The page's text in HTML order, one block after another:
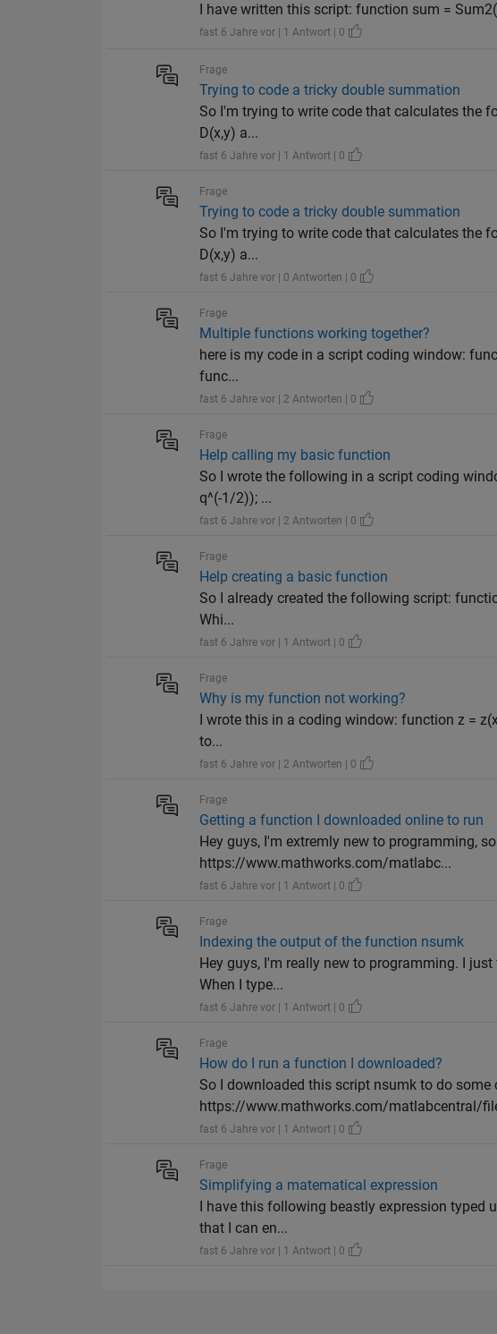
I have written this script: function sum =
fast 6 Jahre vor | 1 Antwort | 0
Frage
Trying to code a tricky double summation
So I'm trying to write code that calculates the
D(x,y) a...
fast 6 Jahre vor | 1 Antwort | 0
Frage
Trying to code a tricky double summation
So I'm trying to write code that calculates the
D(x,y) a...
fast 6 Jahre vor | 0 Antworten | 0
Frage
Multiple functions working together?
here is my code in a script coding window:
func...
fast 6 Jahre vor | 2 Antworten | 0
Frage
Help calling my basic function
So I wrote the following in a script coding
q^(-1/2)); ...
fast 6 Jahre vor | 2 Antworten | 0
Frage
Help creating a basic function
So I already created the following script:
Whi...
fast 6 Jahre vor | 1 Antwort | 0
Frage
Why is my function not working?
I wrote this in a coding window: function z =
to...
fast 6 Jahre vor | 2 Antworten | 0
Frage
Getting a function I downloaded online to run
Hey guys, I'm extremly new to programming,
https://www.mathworks.com/matlabc...
fast 6 Jahre vor | 1 Antwort | 0
Frage
Indexing the output of the function nsumk
Hey guys, I'm really new to programming. I
When I type...
fast 6 Jahre vor | 1 Antwort | 0
Frage
How do I run a function I downloaded?
So I downloaded this script nsumk to do
https://www.mathworks.com/matlabcentral/
fast 6 Jahre vor | 1 Antwort | 0
Frage
Simplifying a matematical expression
I have this following beastly expression typed
that I can en...
fast 6 Jahre vor | 1 Antwort | 0